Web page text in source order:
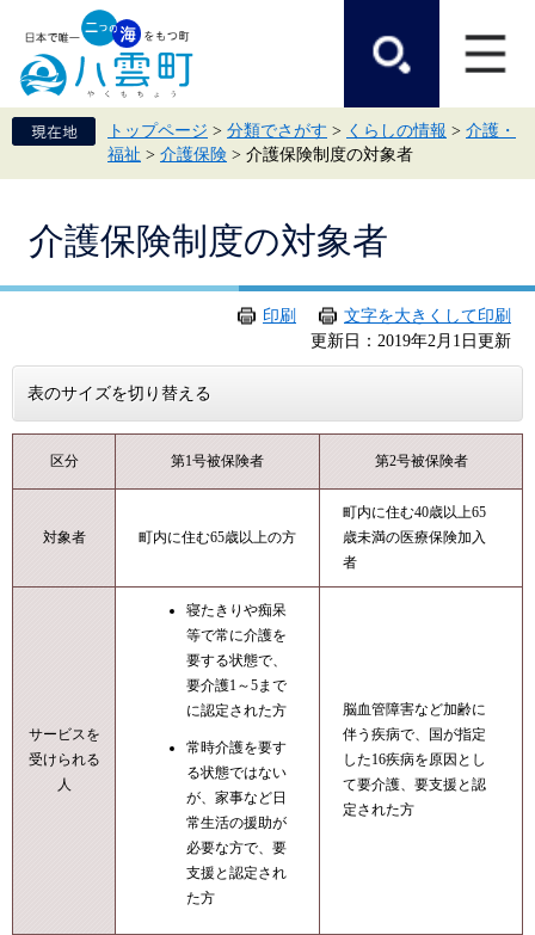
頭
で
飛
ば
て
トップページ > 分類でさがす > くらしの情報 > 介護・
福祉 > 介護保険 > 介護保険制度の対象者
介護保険制度の対象者
印刷
文字を大きくして印刷
更新日：2019年2月1日更新
表のサイズを切り替える
区分 第1号被保険者 第2号被保険者
対象者 町内に住む65歳以上の方
町内に住む40歳以上65
歳未満の医療保険加入
者
サービスを
受けられる
人
寝たきりや痴呆
等で常に介護を
要する状態で、
要介護1～5まで
に認定された方
常時介護を要す
る状態ではない
が、家事など日
常生活の援助が
必要な方で、要
支援と認定され
た方
脳血管障害など加齢に
伴う疾病で、国が指定
した16疾病を原因とし
て要介護、要支援と認
定された方